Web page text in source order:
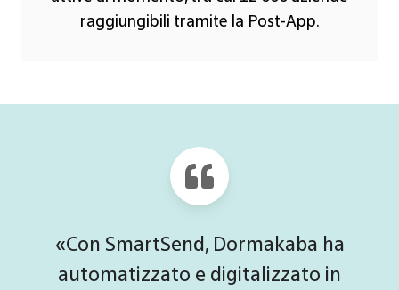
raggiungibili tramite la Post-App.
«Ora riceviamo la nostra posta in
formato digitale e possiamo